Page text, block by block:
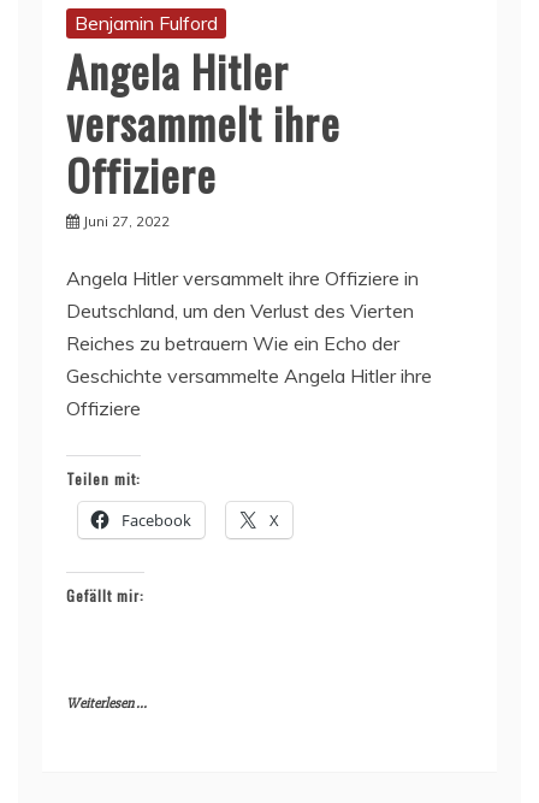
Benjamin Fulford
Angela Hitler
versammelt ihre
Offiziere
Juni 27, 2022
Angela Hitler versammelt ihre Offiziere in
Deutschland, um den Verlust des Vierten
Reiches zu betrauern Wie ein Echo der
Geschichte versammelte Angela Hitler ihre
Offiziere
Teilen mit:
Facebook X
Gefällt mir:
Weiterlesen ...